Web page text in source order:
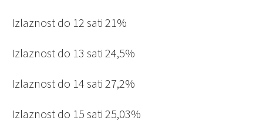
Izlaznost do 12 sati 21%
Izlaznost do 13 sati 24,5%
Izlaznost do 14 sati 27,2%
Izlaznost do 15 sati 25,03%